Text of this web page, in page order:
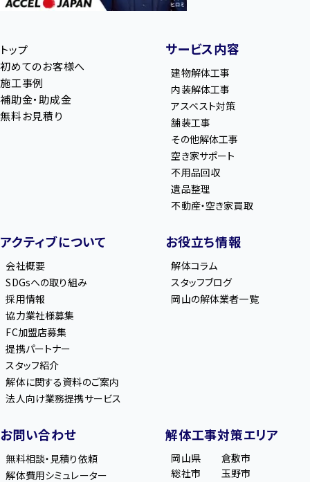
トップ
初めてのお客様へ
施工事例
補助金・助成金
無料お見積り
サービス内容
建物解体工事
内装解体工事
アスベスト対策
舗装工事
その他解体工事
空き家サポート
不用品回収
遺品整理
不動産・空き家買取
アクティブについて
会社概要
SDGsへの取り組み
採用情報
協力業社様募集
FC加盟店募集
提携パートナー
スタッフ紹介
解体に関する資料のご案内
法人向け業務提携サービス
お役立ち情報
解体コラム
スタッフブログ
岡山の解体業者一覧
お問い合わせ
無料相談・見積り依頼
解体費用シミュレーター
解体工事対策エリア
岡山県
倉敷市
総社市
玉野市